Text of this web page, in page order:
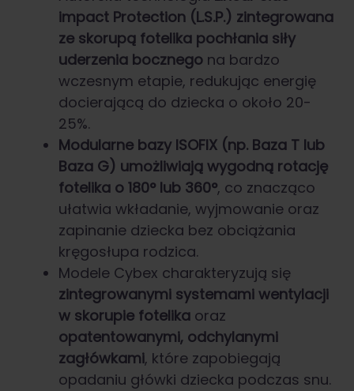
impact Protection (L.S.P.) zintegrowana
ze skorupą fotelika pochłania siły
uderzenia bocznego na bardzo
wczesnym etapie, redukując energię
docierającą do dziecka o około 20-
25%.
Modularne bazy ISOFIX (np. Baza T lub
Baza G) umożliwiają wygodną rotację
fotelika o 180° lub 360°, co znacząco
ułatwia wkładanie, wyjmowanie oraz
zapinanie dziecka bez obciążania
kręgosłupa rodzica.
Modele Cybex charakteryzują się
zintegrowanymi systemami wentylacji
w skorupie fotelika oraz
opatentowanymi, odchylanymi
zagłówkami, które zapobiegają
opadaniu główki dziecka podczas snu.